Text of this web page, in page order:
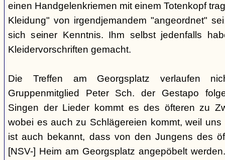
einen Handgelenkriemen mit einem Totenkopf
Kleidung" von irgendjemandem "angeordnet"
sich seiner Kenntnis. Ihm selbst jedenfalls
Kleidervorschriften gemacht.
Die Treffen am Georgsplatz verlaufen
Gruppenmitglied Peter Sch. der Gestapo
Singen der Lieder kommt es des öfteren zu
wobei es auch zu Schlägereien kommt, weil
ist auch bekannt, dass von den Jungens des
[NSV-] Heim am Georgsplatz angepöbelt